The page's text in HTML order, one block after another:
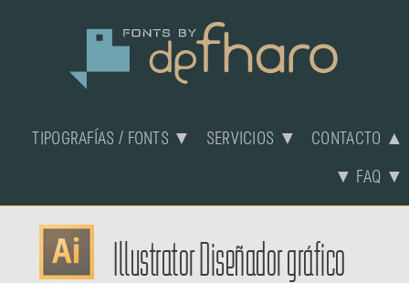
TIPOGRAFÍAS / FONTS ▼ SERVICIOS ▼ CONTACTO ▲
▼ FAQ ▼
IllustratorDiseñador gráfico